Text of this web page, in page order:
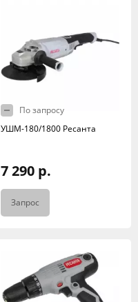
По запросу
УШМ-180/1800 Ресанта
7 290 р.
Запрос